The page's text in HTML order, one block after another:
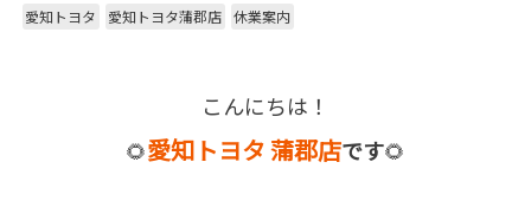
愛知トヨタ 愛知トヨタ蒲郡店 休業案内
こんにちは！
🌻愛知トヨタ 蒲郡店です🌻